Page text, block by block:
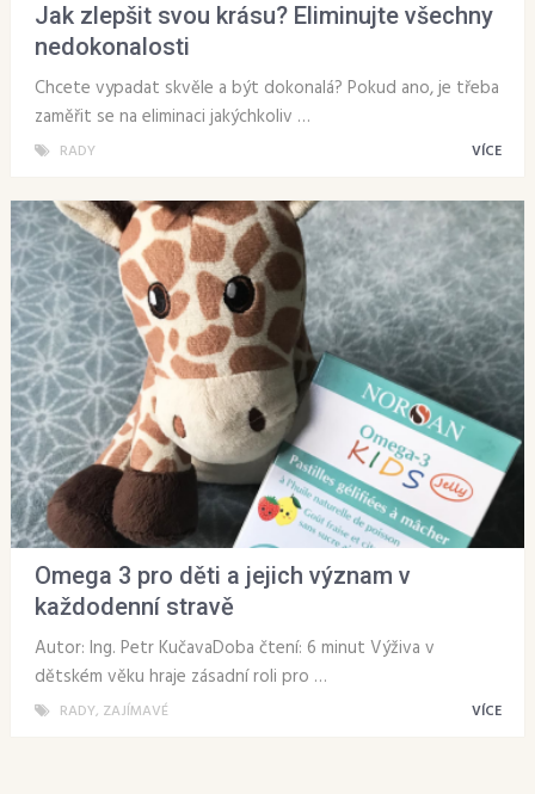
Jak zlepšit svou krásu? Eliminujte všechny
nedokonalosti
Chcete vypadat skvěle a být dokonalá? Pokud ano, je třeba
zaměřit se na eliminaci jakýchkoliv …
RADY VÍCE
Omega 3 pro děti a jejich význam v
každodenní stravě
Autor: Ing. Petr KučavaDoba čtení: 6 minut Výživa v
dětském věku hraje zásadní roli pro …
RADY, ZAJÍMAVÉ VÍCE